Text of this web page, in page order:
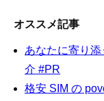
オススメ記事
あなたに寄り
介 #PR
格安 SIM の